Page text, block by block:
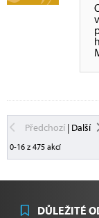
Předchozí| Další
0-16 z 475 akcí
DŮLEŽITÉ